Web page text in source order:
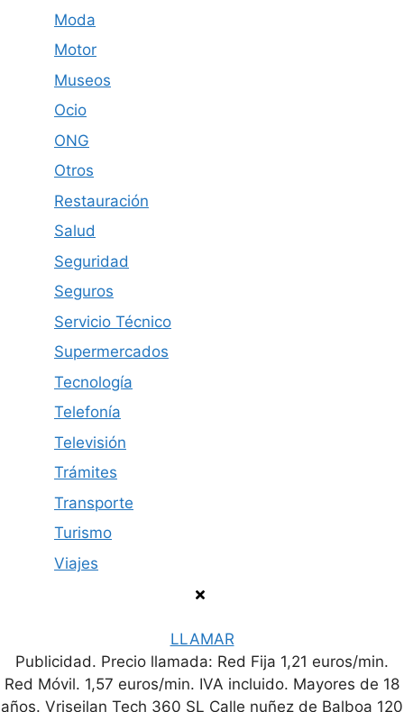
Moda
Motor
Museos
Ocio
ONG
Otros
Restauración
Salud
Seguridad
Seguros
Servicio Técnico
Supermercados
Tecnología
Telefonía
Televisión
Trámites
Transporte
Turismo
Viajes
Política de privacidad Contacto
Aviso legal
LLAMAR
Publicidad. Precio llamada: Red Fija 1,21 euros/min.
Red Móvil. 1,57 euros/min. IVA incluido. Mayores de 18
años. Vriseilan Tech 360 SL Calle nuñez de Balboa 120